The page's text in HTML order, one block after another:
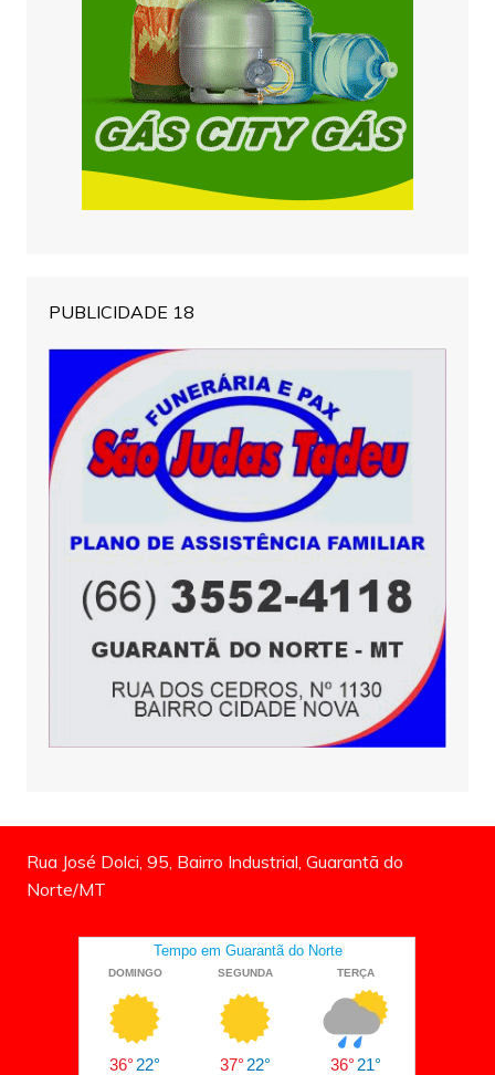
PUBLICIDADE 18
Rua José Dolci, 95, Bairro Industrial, Guarantã do
Norte/MT